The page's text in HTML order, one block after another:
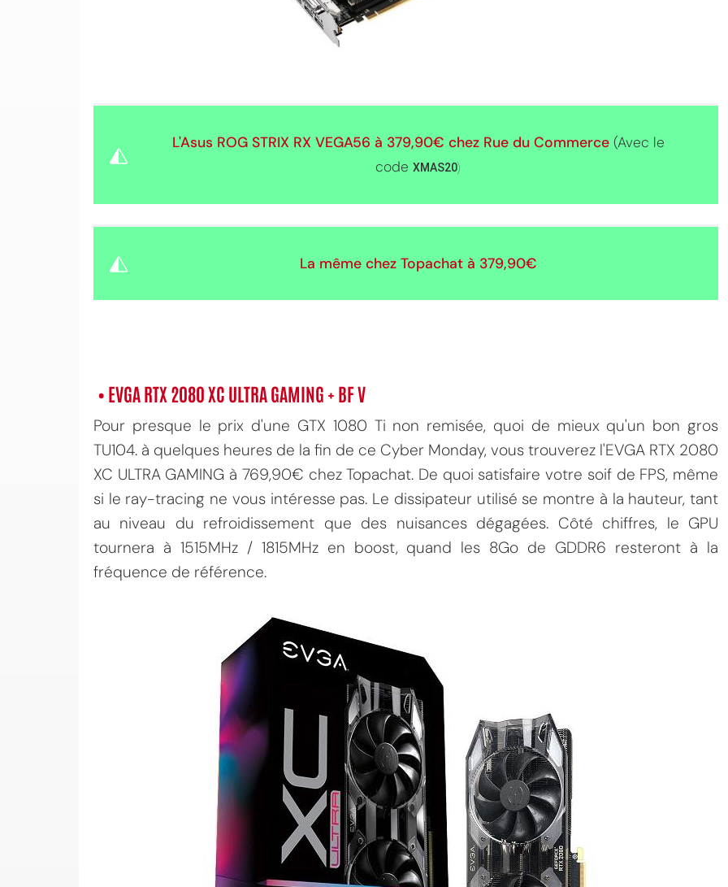
L'Asus ROG STRIX RX VEGA56 à 379,90€ chez Rue du Commerce(Avec le
code XMAS20)
La même chez Topachat à 379,90€
• EVGA RTX 2080 XC ULTRA GAMING + BF V
Pour presque le prix d'une GTX 1080 Ti non remisée, quoi de mieux qu'un bon gros
TU104. à quelques heures de la fin de ce Cyber Monday, vous trouverez l'EVGA RTX 2080
XC ULTRA GAMING à 769,90€ chez Topachat. De quoi satisfaire votre soif de FPS, même
si le ray-tracing ne vous intéresse pas. Le dissipateur utilisé se montre à la hauteur, tant
au niveau du refroidissement que des nuisances dégagées. Côté chiffres, le GPU
tournera à 1515MHz / 1815MHz en boost, quand les 8Go de GDDR6 resteront à la
fréquence de référence.